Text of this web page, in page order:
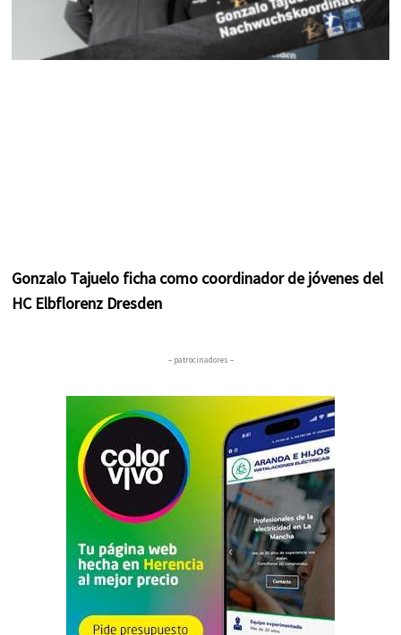
Gonzalo Tajuelo ficha como coordinador de jóvenes del
HC Elbflorenz Dresden
– patrocinadores –